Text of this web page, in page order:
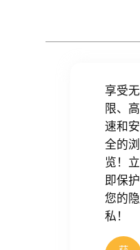
享受无
限、高
速和安
全的浏
览！立
即保护
您的隐
私！